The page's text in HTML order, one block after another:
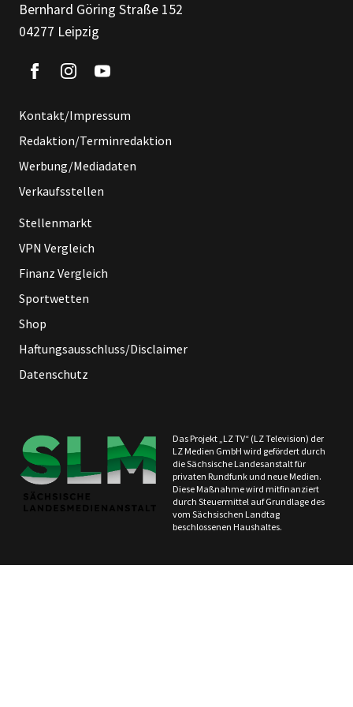
Bernhard Göring Straße 152
04277 Leipzig
Kontakt/Impressum
Redaktion/Terminredaktion
Werbung/Mediadaten
Verkaufsstellen
Stellenmarkt
VPN Vergleich
Finanz Vergleich
Sportwetten
Shop
Haftungsausschluss/Disclaimer
Datenschutz
Das Projekt „LZ TV“ (LZ Television) der
LZ Medien GmbH wird gefördert durch
die Sächsische Landesanstalt für
privaten Rundfunk und neue Medien.
Diese Maßnahme wird mitfinanziert
durch Steuermittel auf Grundlage des
vom Sächsischen Landtag
beschlossenen Haushaltes.